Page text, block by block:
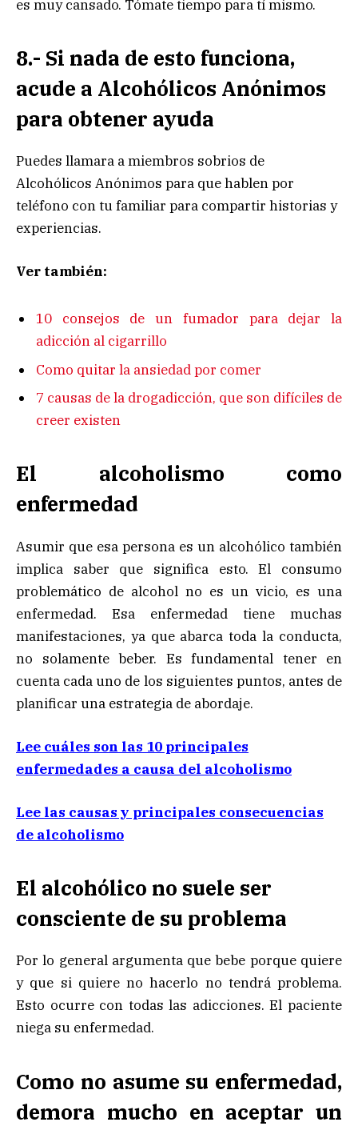
es muy cansado. Tómate tiempo para tí mismo.
8.- Si nada de esto funciona,
acude a Alcohólicos Anónimos
para obtener ayuda
Puedes llamara a miembros sobrios de
Alcohólicos Anónimos para que hablen por
teléfono con tu familiar para compartir historias y
experiencias.
Ver también:
10 consejos de un fumador para dejar la
adicción al cigarrillo
Como quitar la ansiedad por comer
7 causas de la drogadicción, que son difíciles de
creer existen
El alcoholismo como
enfermedad
Asumir que esa persona es un alcohólico también
implica saber que significa esto. El consumo
problemático de alcohol no es un vicio, es una
enfermedad. Esa enfermedad tiene muchas
manifestaciones, ya que abarca toda la conducta,
no solamente beber. Es fundamental tener en
cuenta cada uno de los siguientes puntos, antes de
planificar una estrategia de abordaje.
Lee cuáles son las 10 principales
enfermedades a causa del alcoholismo
Lee las causas y principales consecuencias
de alcoholismo
El alcohólico no suele ser
consciente de su problema
Por lo general argumenta que bebe porque quiere
y que si quiere no hacerlo no tendrá problema.
Esto ocurre con todas las adicciones. El paciente
niega su enfermedad.
Como no asume su enfermedad,
demora mucho en aceptar un